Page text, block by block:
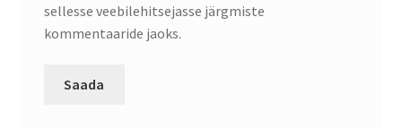
sellesse veebilehitsejasse järgmiste
kommentaaride jaoks.